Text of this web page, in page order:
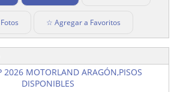
☆ Agregar a Favoritos